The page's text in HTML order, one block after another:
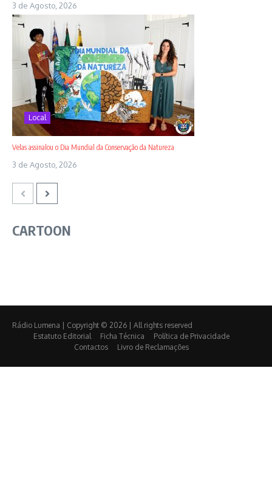
3 de Agosto, 2026
Local
Velas assinalou o Dia Mundial da Conservação da Natureza
3 de Agosto, 2026
CARTOON
Rádio Lumena | Copyright © 2026 | All rights reserved
Estatuto Editorial
Ficha Técnica
Política de Privacidade
Contactos
Livro de Reclamações